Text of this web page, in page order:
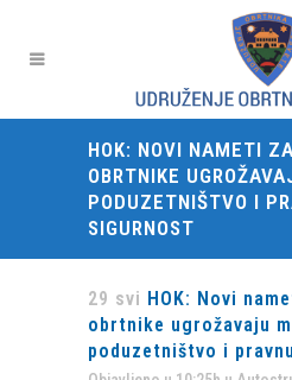
HOK: NOVI NAMETI
OBRTNIKE
PODUZETNIŠTVO I
SIGURNOST
29 svi HOK: Novi
obrtnike ugrožavaju
poduzetništvo i